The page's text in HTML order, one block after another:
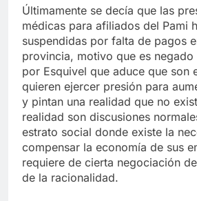
Últimamente se decía que las
médicas para afiliados del Pami
suspendidas por falta de pagos
provincia, motivo que es negado
por Esquivel que aduce que son
quieren ejercer presión para
y pintan una realidad que no
realidad son discusiones
estrato social donde existe la
compensar la economía de sus
requiere de cierta negociación
de la racionalidad.